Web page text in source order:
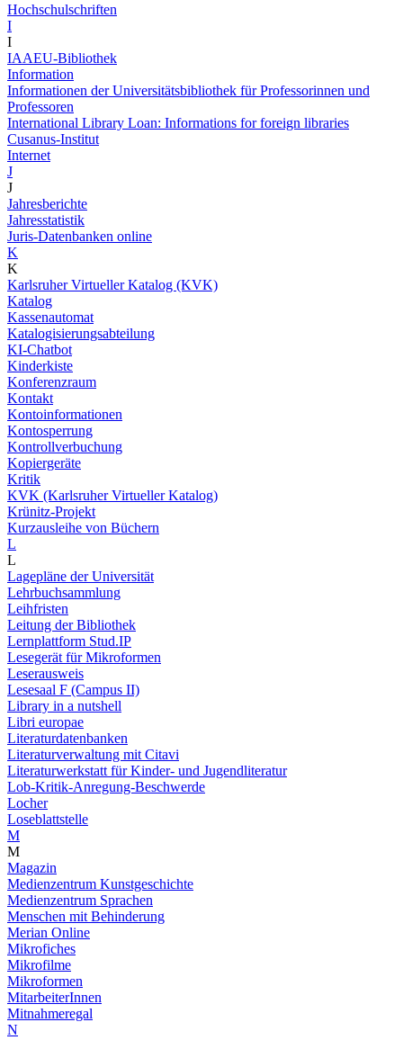
Hochschulschriften
I
I
IAAEU-Bibliothek
Information
Informationen der Universitätsbibliothek für Professorinnen und
Professoren
International Library Loan: Informations for foreign libraries
Cusanus-Institut
Internet
J
J
Jahresberichte
Jahresstatistik
Juris-Datenbanken online
K
K
Karlsruher Virtueller Katalog (KVK)
Katalog
Kassenautomat
Katalogisierungsabteilung
KI-Chatbot
Kinderkiste
Konferenzraum
Kontakt
Kontoinformationen
Kontosperrung
Kontrollverbuchung
Kopiergeräte
Kritik
KVK (Karlsruher Virtueller Katalog)
Krünitz-Projekt
Kurzausleihe von Büchern
L
L
Lagepläne der Universität
Lehrbuchsammlung
Leihfristen
Leitung der Bibliothek
Lernplattform Stud.IP
Lesegerät für Mikroformen
Leserausweis
Lesesaal F (Campus II)
Library in a nutshell
Libri europae
Literaturdatenbanken
Literaturverwaltung mit Citavi
Literaturwerkstatt für Kinder- und Jugendliteratur
Lob-Kritik-Anregung-Beschwerde
Locher
Loseblattstelle
M
M
Magazin
Medienzentrum Kunstgeschichte
Medienzentrum Sprachen
Menschen mit Behinderung
Merian Online
Mikrofiches
Mikrofilme
Mikroformen
MitarbeiterInnen
Mitnahmeregal
N